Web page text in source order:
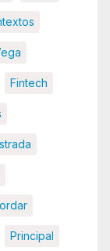
Fintech
Principal